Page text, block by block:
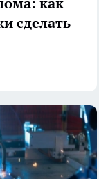
как
сделать